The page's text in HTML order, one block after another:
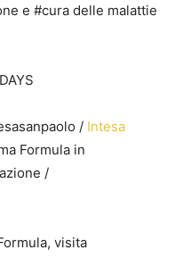
e #cura delle malattie
/ Intesa
Formula in
/
visita